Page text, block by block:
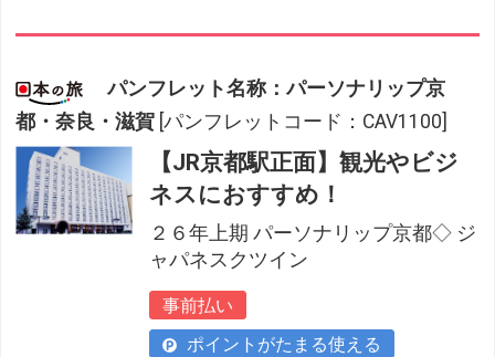
パンフレット名称：パーソナリップ京
都・奈良・滋賀 [パンフレットコード：CAV1100]
【JR京都駅正面】観光やビジ
ネスにおすすめ！
２６年上期 パーソナリップ京都◇ ジ
ャパネスクツイン
事前払い
ポイントがたまる使える